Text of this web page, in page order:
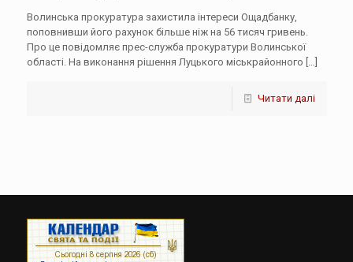
Волинська прокуратура захистила інтереси Ощадбанку,
поповнивши його рахунок більше ніж на 56 тисяч гривень.
Про це повідомляє прес-служба прокуратури Волинської
області. На виконання рішення Луцького міськрайонного […]
Читати далі